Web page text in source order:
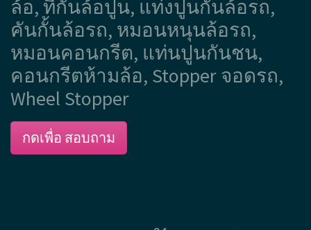
ล้อ, ที่กั้นล้อปูน, แท่งปูนกั้นล้อรถ,
คันกั้นล้อรถ, หมอนหนุนล้อรถ,
หมอนคอนกรีต, แท่นปูนกันชน,
คอนกรีตห้ามล้อ, Stopper จอดรถ,
Wheel Stopper
กดเพื่อ สอบถาม